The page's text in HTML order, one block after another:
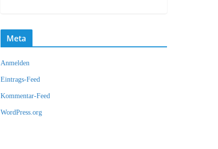
Meta
Anmelden
Eintrags-Feed
Kommentar-Feed
WordPress.org